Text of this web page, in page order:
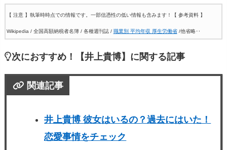
【 注意 】執筆時時点での情報です。一部信憑性の低い情報も含みます！ 【 参考資料 】
Wikipedia / 全国高額納税者名簿 / 各種週刊誌 / 職業別 平均年収 厚生労働省/他省略‥
次におすすめ！【井上貴博】に関する記事
関連記事
井上貴博 彼女はいるの？過去にはいた！
恋愛事情をチェック